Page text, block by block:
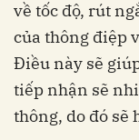
về tốc độ, rút
của thông điệp
Điều này sẽ
tiếp nhận sẽ
thông, do đó sẽ